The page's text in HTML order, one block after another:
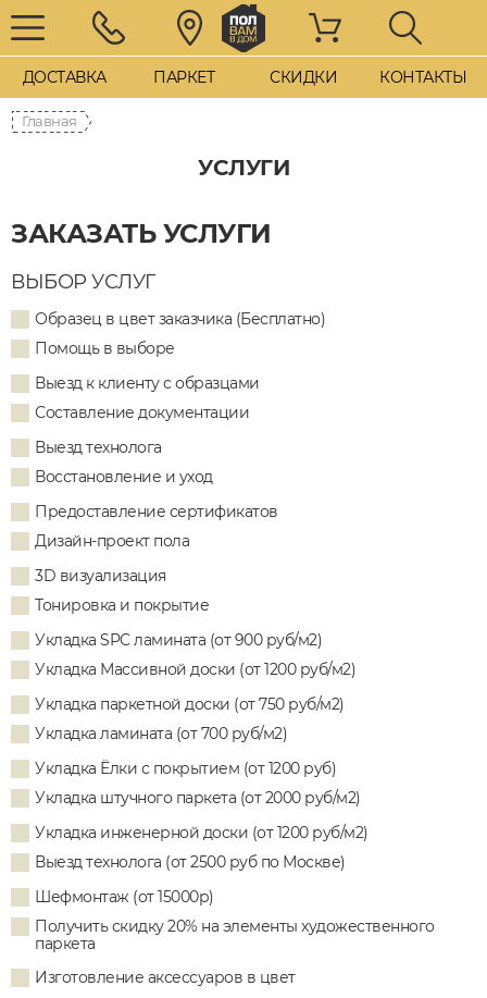
ДОСТАВКА ПАРКЕТ СКИДКИ КОНТАКТЫ
Главная
УСЛУГИ
ЗАКАЗАТЬ УСЛУГИ
ВЫБОР УСЛУГ
Образец в цвет заказчика (Бесплатно)
Помощь в выборе
Выезд к клиенту с образцами
Составление документации
Выезд технолога
Восстановление и уход
Предоставление сертификатов
Дизайн-проект пола
3D визуализация
Тонировка и покрытие
Укладка SPC ламината (от 900 руб/м2)
Укладка Массивной доски (от 1200 руб/м2)
Укладка паркетной доски (от 750 руб/м2)
Укладка ламината (от 700 руб/м2)
Укладка Ёлки с покрытием (от 1200 руб)
Укладка штучного паркета (от 2000 руб/м2)
Укладка инженерной доски (от 1200 руб/м2)
Выезд технолога (от 2500 руб по Москве)
Шефмонтаж (от 15000р)
Получить скидку 20% на элементы художественного
паркета
Изготовление аксессуаров в цвет